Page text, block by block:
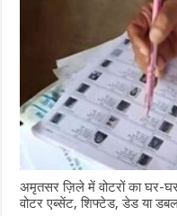
अमृतसर ज़िले में वोटरों का घर-
वोटर एब्सेंट, शिफ्टेड, डेड या